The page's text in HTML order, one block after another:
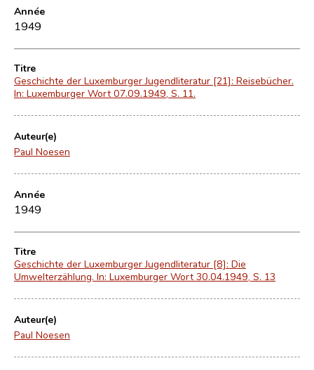
Année
1949
Titre
Geschichte der Luxemburger Jugendliteratur [21]: Reisebücher.
In: Luxemburger Wort 07.09.1949, S. 11.
Auteur(e)
Paul Noesen
Année
1949
Titre
Geschichte der Luxemburger Jugendliteratur [8]: Die
Umwelterzählung. In: Luxemburger Wort 30.04.1949, S. 13
Auteur(e)
Paul Noesen